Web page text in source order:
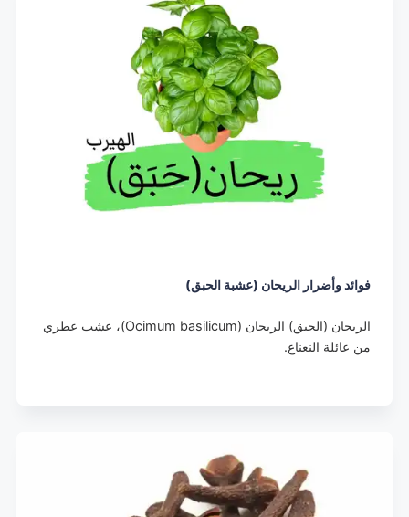
فوائد وأضرار الريحان (عشبة الحبق)
الريحان (الحبق) الريحان (Ocimum basilicum)، عشب عطري
من عائلة النعناع.